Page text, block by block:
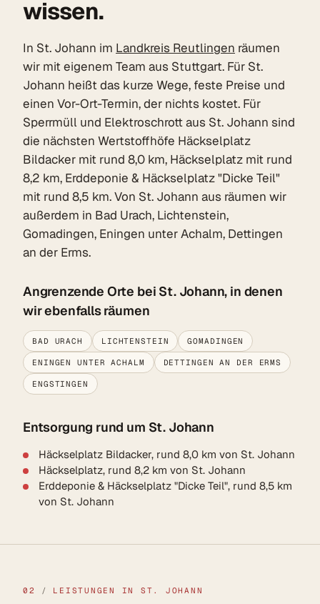
wissen.
In St. Johann im Landkreis Reutlingen räumen
wir mit eigenem Team aus Stuttgart. Für St.
Johann heißt das kurze Wege, feste Preise und
einen Vor-Ort-Termin, der nichts kostet. Für
Sperrmüll und Elektroschrott aus St. Johann sind
die nächsten Wertstoffhöfe Häckselplatz
Bildacker mit rund 8,0 km, Häckselplatz mit rund
8,2 km, Erddeponie & Häckselplatz "Dicke Teil"
mit rund 8,5 km. Von St. Johann aus räumen wir
außerdem in Bad Urach, Lichtenstein,
Gomadingen, Eningen unter Achalm, Dettingen
an der Erms.
Angrenzende Orte bei St. Johann, in denen
wir ebenfalls räumen
BAD URACH LICHTENSTEIN GOMADINGEN
ENINGEN UNTER ACHALM DETTINGEN AN DER ERMS
ENGSTINGEN
Entsorgung rund um St. Johann
Häckselplatz Bildacker, rund 8,0 km von St. Johann
Häckselplatz, rund 8,2 km von St. Johann
Erddeponie & Häckselplatz "Dicke Teil", rund 8,5 km
von St. Johann
02 / LEISTUNGEN IN ST. JOHANN